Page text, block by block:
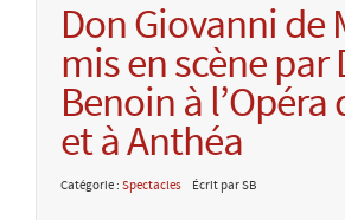
Don Giovanni de
mis en scène par
Benoin à l’Opéra
et à Anthéa
Catégorie : Spectacles Écrit par SB